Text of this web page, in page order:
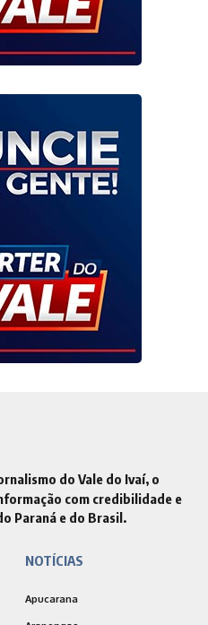
do Vale do Ivaí, o
com credibilidade e
Paraná e do Brasil.
NOTÍCIAS
Apucarana